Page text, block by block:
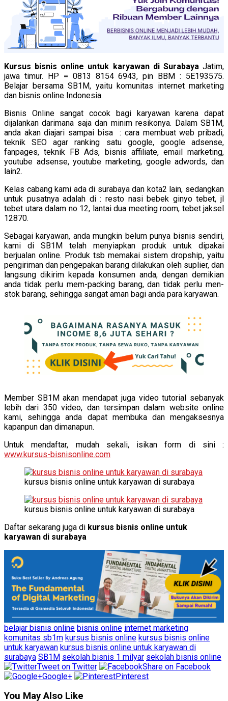
Kursus bisnis online untuk karyawan di Surabaya Jatim,
jawa timur. HP = 0813 8154 6943, pin BBM : 5E193575.
Belajar bersama SB1M, yaitu komunitas internet marketing
dan bisnis online Indonesia.
Bisnis Online sangat cocok bagi karyawan karena dapat
dijalankan darimana saja dan minim resikonya. Dalam SB1M,
anda akan diajari sampai bisa : cara membuat web pribadi,
teknik SEO agar ranking satu google, google adsense,
fanpages, teknik FB Ads, bisnis affiliate, email marketing,
youtube adsense, youtube marketing, google adwords, dan
lain2.
Kelas cabang kami ada di surabaya dan kota2 lain, sedangkan
untuk pusatnya adalah di : resto nasi bebek ginyo tebet, jl
tebet utara dalam no 12, lantai dua meeting room, tebet jaksel
12870.
Sebagai karyawan, anda mungkin belum punya bisnis sendiri,
kami di SB1M telah menyiapkan produk untuk dipakai
berjualan online. Produk tsb memakai sistem dropship, yaitu
pengiriman dan pengepakan barang dilakukan oleh suplier, dan
langsung dikirim kepada konsumen anda, dengan demikian
anda tidak perlu mem-packing barang, dan tidak perlu men-
stok barang, sehingga sangat aman bagi anda para karyawan.
Member SB1M akan mendapat juga video tutorial sebanyak
lebih dari 350 video, dan tersimpan dalam website online
kami, sehingga anda dapat membuka dan mengaksesnya
kapanpun dan dimanapun.
Untuk mendaftar, mudah sekali, isikan form di sini :
www.kursus-bisnisonline.com
kursus bisnis online untuk karyawan di surabaya
kursus bisnis online untuk karyawan di surabaya
Daftar sekarang juga di kursus bisnis online untuk
karyawan di surabaya
belajar bisnis online bisnis online internet marketing
komunitas sb1m kursus bisnis online kursus bisnis online
untuk karyawan kursus bisnis online untuk karyawan di
surabaya SB1M sekolah bisnis 1 milyar sekolah bisnis online
Tweet on Twitter
Share on Facebook
Google+
Pinterest
You May Also Like